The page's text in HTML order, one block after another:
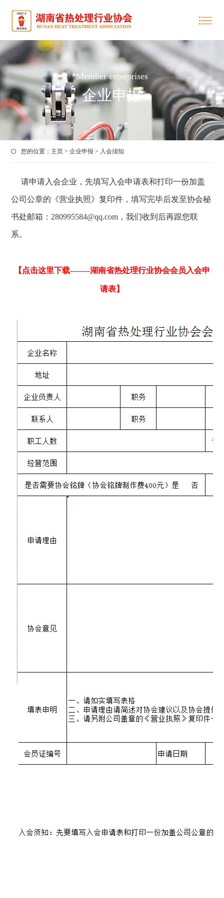
Member enterprises
企业申报
您的位置： 主页 >企业申报 > 入会须知
请申请入会企业，先填写入会申请表和打印一份加盖
公司公章的《营业执照》复印件，填写完毕后发至协会秘
书处邮箱： 280995584@qq.com ，我们收到后再跟您联
系。
【点击这里下载--------湖南省热处理行业协会会员入会申
请表】